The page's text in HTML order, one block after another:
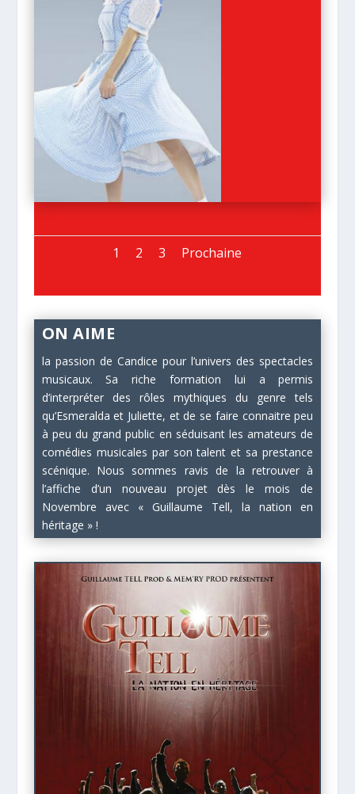
1 2 3 Prochaine
ON AIME
la passion de Candice pour l’univers des spectacles
musicaux. Sa riche formation lui a permis
d’interpréter des rôles mythiques du genre tels
qu’Esmeralda et Juliette, et de se faire connaitre peu
à peu du grand public en séduisant les amateurs de
comédies musicales par son talent et sa prestance
scénique. Nous sommes ravis de la retrouver à
l’affiche d’un nouveau projet dès le mois de
Novembre avec « Guillaume Tell, la nation en
héritage » !